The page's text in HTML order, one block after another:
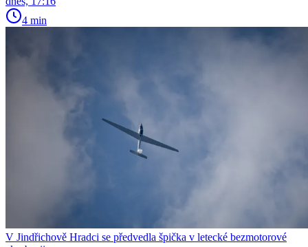
4 min
V Jindřichově Hradci se předvedla špička v letecké bezmotorové